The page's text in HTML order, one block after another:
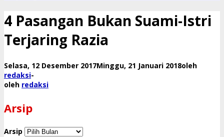
4 Pasangan Bukan Suami-Istri
Terjaring Razia
Selasa, 12 Desember 2017Minggu, 21 Januari 2018oleh
redaksi-
oleh redaksi
Arsip
Arsip